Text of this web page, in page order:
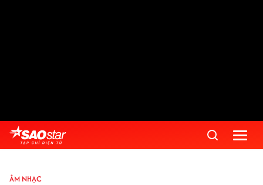
ÂM NHẠC